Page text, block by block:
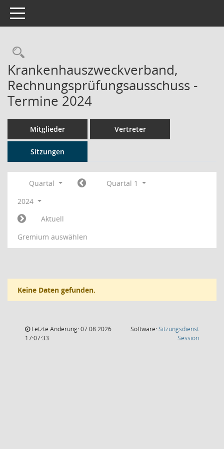
Toggle navigation
Rechercheauswahl
Krankenhauszweckverband,
Rechnungsprüfungsausschuss -
Termine 2024
Mitglieder Vertreter
Sitzungen
Quartal
Quartal 1
2024
Aktuell
Gremium auswählen
Keine Daten gefunden.
Letzte Änderung: 07.08.2026
17:07:33
Software:Sitzungsdienst
Session(Wird in